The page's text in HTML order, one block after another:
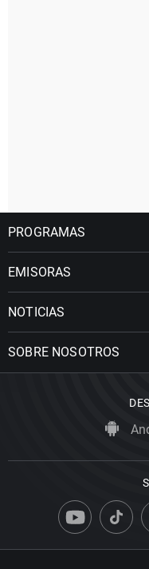
PROGRAMAS
EMISORAS
NOTICIAS
SOBRE NOSOTROS